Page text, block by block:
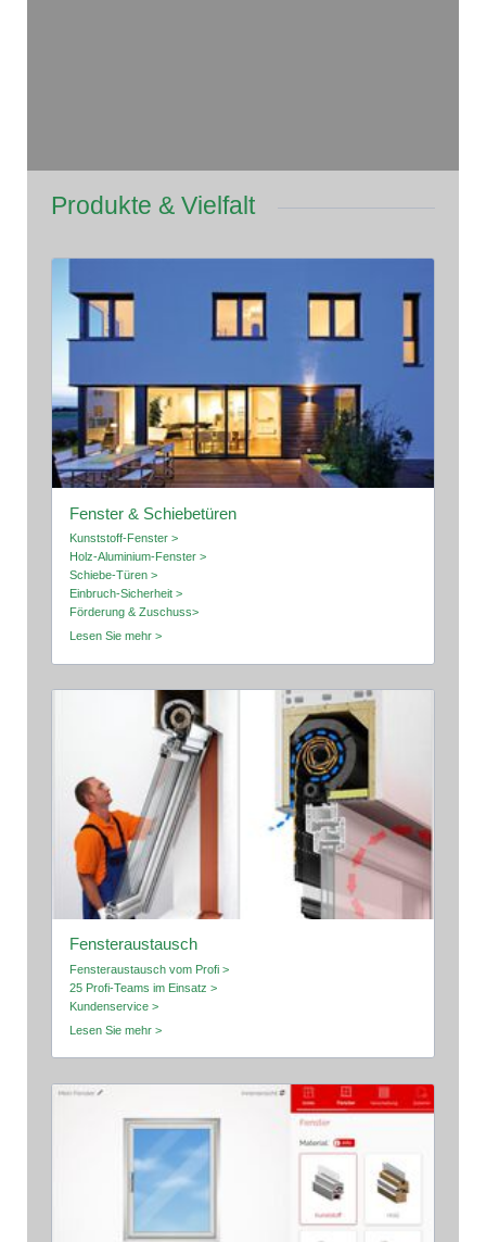
Produkte & Vielfalt
Fenster & Schiebetüren
Kunststoff-Fenster >
Holz-Aluminium-Fenster >
Schiebe-Türen >
Einbruch-Sicherheit >
Förderung & Zuschuss>
Lesen Sie mehr >
Fensteraustausch
Fensteraustausch vom Profi >
25 Profi-Teams im Einsatz >
Kundenservice >
Lesen Sie mehr >